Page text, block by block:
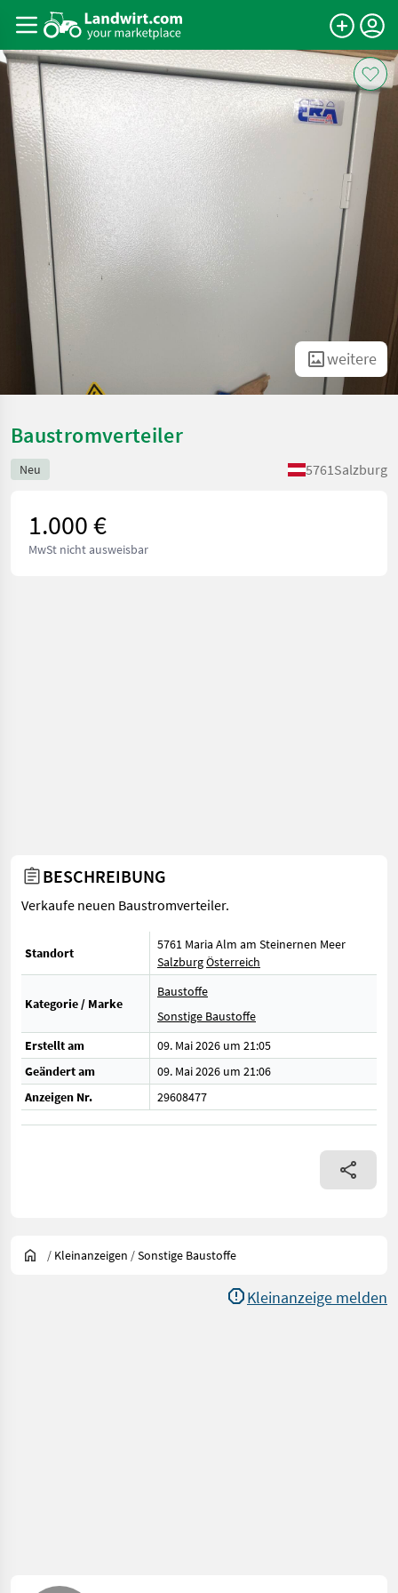
weitere
Baustromverteiler
Neu 5761Salzburg
1.000 €
MwSt nicht ausweisbar
BESCHREIBUNG
Verkaufe neuen Baustromverteiler.
Standort
5761 Maria Alm am Steinernen Meer
SalzburgÖsterreich
Kategorie / Marke
Baustoffe
Sonstige Baustoffe
Erstellt am
09. Mai 2026 um 21:05
Geändert am
09. Mai 2026 um 21:06
Anzeigen Nr.
29608477
/ Kleinanzeigen /Sonstige Baustoffe
Kleinanzeige melden